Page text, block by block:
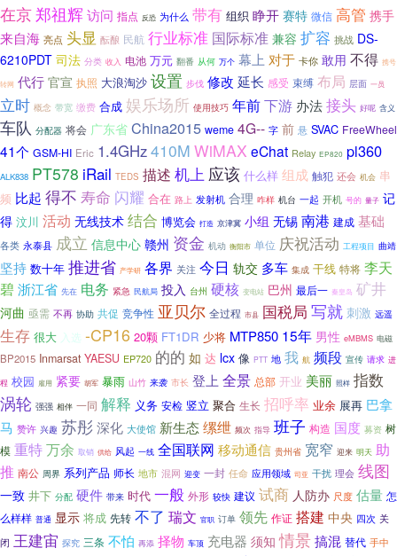
在京郑祖辉 访问 指点 反恐 为什么 带有 组织 睁开 赛特 微信 高管 携手
来自海 亮点 头显 酝酿 民航 行业标准 国际标准 兼容 扩容 挑战 DS-
6210PDT 司法 分类 收入 电池 万元 翻番 从何 万个 幕上 对于 卡你 敢用 不得 携号
转网 代行 官宣 执照 大浪淘沙 设置 步伐 修改 延长 感受 束缚 布局 层面 一员
立时 概念 带宽 缴费 合成 娱乐场所 使用技巧 年前下游 办法接头 好呢 含义
车队 分配器 将会 广东省China2015 weme 4G-- 字 前 悬 SVAC FreeWheel
41个 GSM-HI Eric 1.4GHz410M WiMAX eChat Relay EP820 pl360
ALK838 PT578 iRail TEDS 描述 机上 应该 什么样 组成 触犯 还会 机会 串
频 比起 得不 寿命 闪耀 合在 路上 发射机 合理 咋样 机台 一起 开机 号的 量子 记
得 汶川 活动 无线技术 结合 博览会 打造 京津冀 小组 无锡 南港 建成 基础
各类 永泰县 成立 信息中心 赣州 资金 机动 衡阳市 单位 庆祝活动 工程项目 曲靖
坚持 数十年 推进省 产学研 各界 关注 今日 轨交 多车 集成 干线 特将 李天
碧浙江省 先在 电务 紧急 民航局 投入 台州 硬核 变电站 巴州 最后一 秦皇岛 矿井
河曲 亟需 不再 协助 共促 竞争性 亚贝尔 全过程 市县 国税局 写就 刺激 远遥
生存 很大 入选 -CP16 20颗 FT1DR 少将 MTP850 15年 男性 eMBMS 电磁
BP2015 Inmarsat YAESU EP720 的的 如 达 lcx 像 PTT 地 我 航 频段 宣传 请求 进
程 校园 雇用 紧要 胡军 暴雨 山竹 来袭 市长 登上 全景 总部 开业 美丽 照样 指数
涡轮 强强 相伴 一同 解释 义务 安检 竖立 聚合 生长 招呼率 业余 展再 巴拿
马 赞许 兴趣 苏彤 深化 大使馆 新生态缧绁 频次 指导 班子 构造 国度 募资 树
模 重特万余 取销 供给 风起 一线 全国联网 移动通信 贵州省 宽窄 迎来 明天 助
推 南公 周界 系列产品 师长 地市 混网 迎变 一封 任命 应用领域 司亚 干扰 理会 线图
一致 井下 分配 硬件 带来 时代 一般 外形 较快 建议 试商 人防办 尺度 估量 怎
么样样 普通 显示 将成 先转 不了 瑞文 官职 订单 领先 作证 搭建 中央 四次 关
闭 王建宙 探究 三条 不怕 再添 择物 车顶 充电器 须知 情景搞混 替代 手中